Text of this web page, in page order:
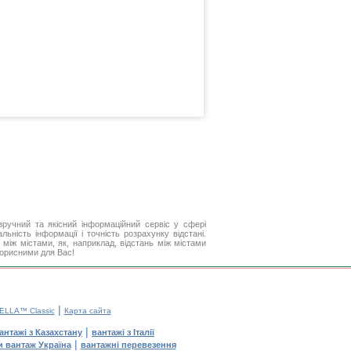
та якісний інформаційний сервіс у сфері
інформації і точність розрахунку відстані.
містами, як, наприклад, відстань між містами
для Вас!
Classic| Карта сайта
з Казахстану | вантажі з Італії
вантаж Україна| вантажні перевезення